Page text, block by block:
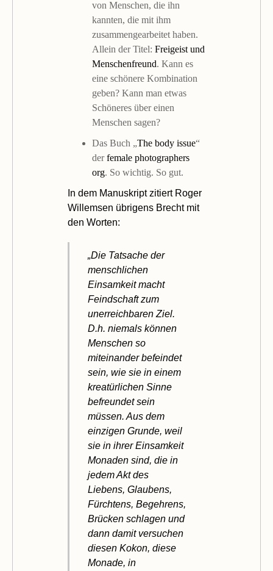
von Menschen, die ihn
kannten, die mit ihm
zusammengearbeitet haben.
Allein der Titel: Freigeist und
Menschenfreund. Kann es
eine schönere Kombination
geben? Kann man etwas
Schöneres über einen
Menschen sagen?
Das Buch „The body issue“
derfemale photographers
org. So wichtig. So gut.
In dem Manuskript zitiert Roger
Willemsen übrigens Brecht mit
den Worten:
„Die Tatsache der
menschlichen
Einsamkeit macht
Feindschaft zum
unerreichbaren Ziel.
D.h. niemals können
Menschen so
miteinander befeindet
sein, wie sie in einem
kreatürlichen Sinne
befreundet sein
müssen. Aus dem
einzigen Grunde, weil
sie in ihrer Einsamkeit
Monaden sind, die in
jedem Akt des
Liebens, Glaubens,
Fürchtens, Begehrens,
Brücken schlagen und
dann damit versuchen
diesen Kokon, diese
Monade, in